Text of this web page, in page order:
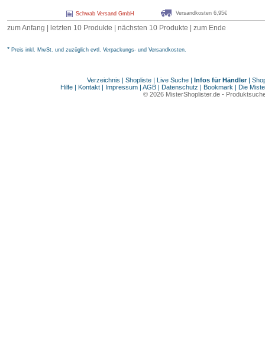
Schwab Versand GmbH Versandkosten 6,95€
zum Anfang | letzten 10 Produkte | nächsten 10 Produkte zum Ende
* Preis inkl. MwSt. und zuzüglich evtl. Verpackungs- und Versandkosten.
Verzeichnis | Shopliste| Live Suche| Infos für Händler|
Hilfe | Kontakt | Impressum | AGB | Datenschutz | Bookmark | Die
© 2026 MisterShoplister.de-